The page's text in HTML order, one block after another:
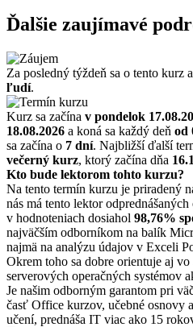
Ďalšie zaujímavé
Za posledný týždeň sa o tento kurz
ľudí.
Kurz sa začína v pondelok
18.08.2026 a koná sa každý deň od
sa začína o 7 dní. Najbližší ďalší
večerný kurz, ktorý začína dňa
Kto bude lektorom tohto kurzu?
Na tento termín kurzu je priradený
nás má tento lektor
v hodnoteniach dosiahol 98,76%
najväčším odborníkom na balík
najmä na analýzu údajov v Exceli
Okrem toho sa dobre orientuje aj
serverových operačných systémov
Je našim odborným garantom pri
časť Office kurzov, učebné osnovy
učení, prednáša IT viac ako 15